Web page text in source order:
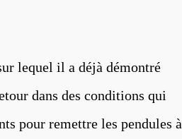
lequel il a déjà démontré
dans des conditions qui
pour remettre les pendules à